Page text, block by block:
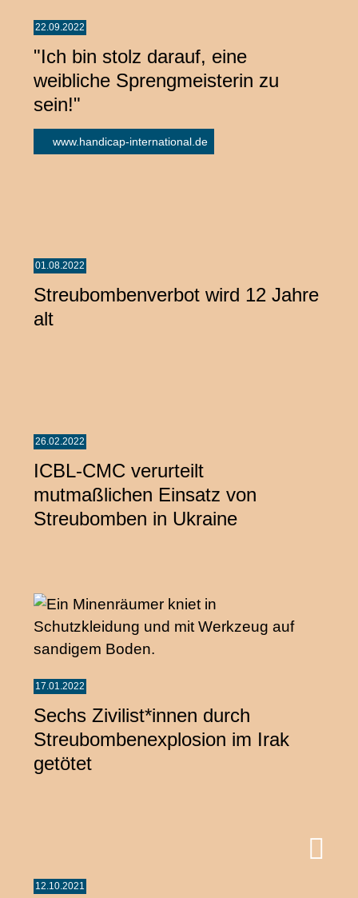
22.09.2022
"Ich bin stolz darauf, eine
weibliche Sprengmeisterin zu
sein!"
www.handicap-international.de
01.08.2022
Streubombenverbot wird 12 Jahre
alt
26.02.2022
ICBL-CMC verurteilt
mutmaßlichen Einsatz von
Streubomben in Ukraine
17.01.2022
Sechs Zivilist*innen durch
Streubombenexplosion im Irak
getötet
12.10.2021